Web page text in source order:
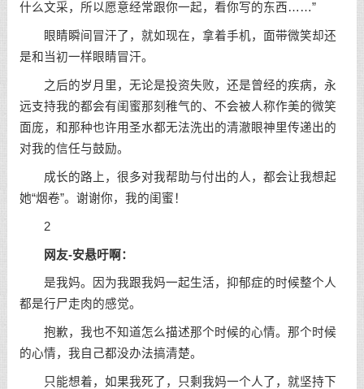
什么文采，所以愿意经常跟你一起，看你写的东西……”
眼睛瞬间冒汗了，就如现在，拿着手机，面带微笑却还
是和当初一样眼睛冒汗。
之后的岁月里，无论是投资失败，还是曾经的疾病，永
远支持我的都会有闺蜜那刻稚气的、不会被人称作美的微笑
面庞，和那种也许用圣水都无法洗出的清澈眼神里传递出的
对我的信任与鼓励。
成长的路上，很多对我帮助与付出的人，都会让我想起
她“烟卷”。谢谢你，我的闺蜜！
2
网友-安悬吁啊：
是我妈。因为我跟我妈一起生活，抑郁症的时候整个人
都是行尸走肉的感觉。
抱歉，我也不知道怎么描述那个时候的心情。那个时候
的心情，我自己都没办法搞清楚。
只能想着，如果我死了，只剩我妈一个人了，就坚持下